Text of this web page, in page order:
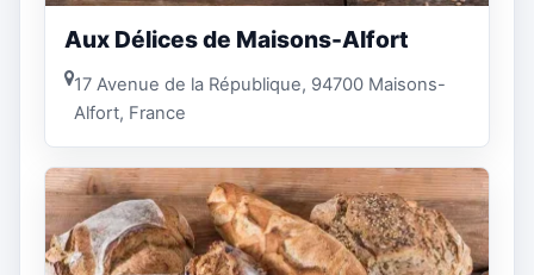
Aux Délices de Maisons-Alfort
17 Avenue de la République, 94700 Maisons-
Alfort, France